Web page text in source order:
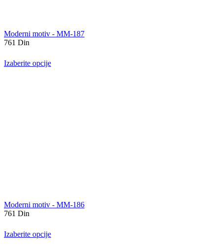
Moderni motiv - MM-187
761 Din
Izaberite opcije
Moderni motiv - MM-186
761 Din
Izaberite opcije